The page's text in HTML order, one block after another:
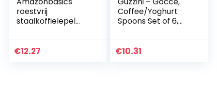
roestvrij
staalkoffielepel
€12.27
Coffee/Yoghurt
Spoons Set of 6,
€10.31